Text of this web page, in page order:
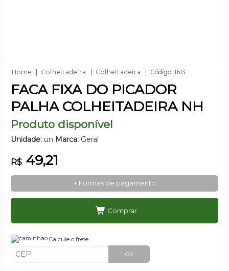
Home Colheitadeira Colheitadeira Código: 1613
FACA FIXA DO PICADOR
PALHA COLHEITADEIRA NH
Produto disponível
Unidade:un Marca:Geral
R$49,21
+ Formas de pagamento
Comprar
Calcule o frete
OK